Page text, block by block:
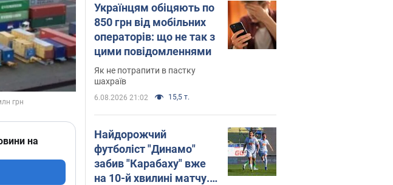
на
Українцям обіцяють по
850 грн від мобільних
операторів: що не так з
цими повідомленнями
Як не потрапити в пастку
шахраїв
6.08.2026 21:02 15,5 т.
Найдорожчий
футболіст "Динамо"
забив "Карабаху" вже
на 10-й хвилині матчу.